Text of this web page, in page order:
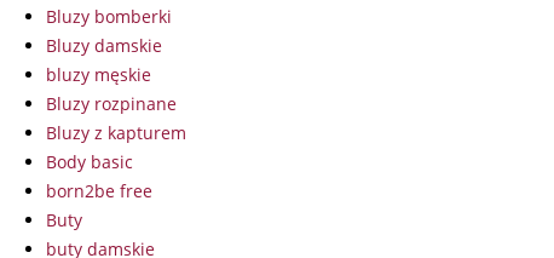
Bluzy bomberki
Bluzy damskie
bluzy męskie
Bluzy rozpinane
Bluzy z kapturem
Body basic
born2be free
Buty
buty damskie